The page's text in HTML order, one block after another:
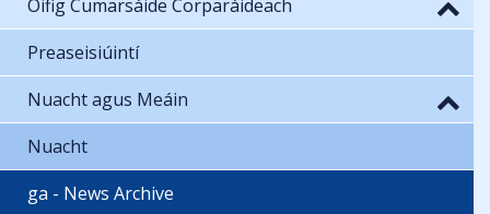
Oifig Cumarsáide Corparáideach
Preaseisiúintí
Nuacht agus Meáin
Nuacht
ga - News Archive